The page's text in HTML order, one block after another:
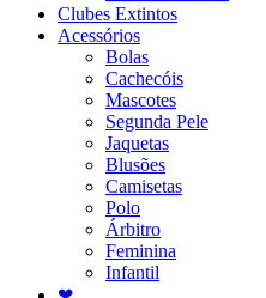
Clubes Extintos
Acessórios
Bolas
Cachecóis
Mascotes
Segunda Pele
Jaquetas
Blusões
Camisetas
Polo
Árbitro
Feminina
Infantil